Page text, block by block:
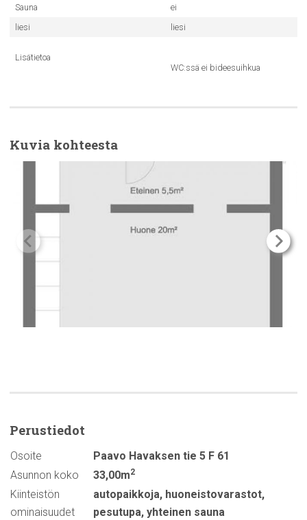
Sauna
ei
liesi
liesi
Lisätietoa
WC:ssä ei bideesuihkua
Kuvia kohteesta
Perustiedot
Osoite
Paavo Havaksen tie 5 F 61
Asunnon koko
33,00m2
Kiinteistön
ominaisuudet
autopaikkoja, huoneistovarastot,
pesutupa, yhteinen sauna